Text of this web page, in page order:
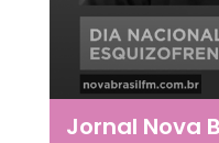
Jornal Nova